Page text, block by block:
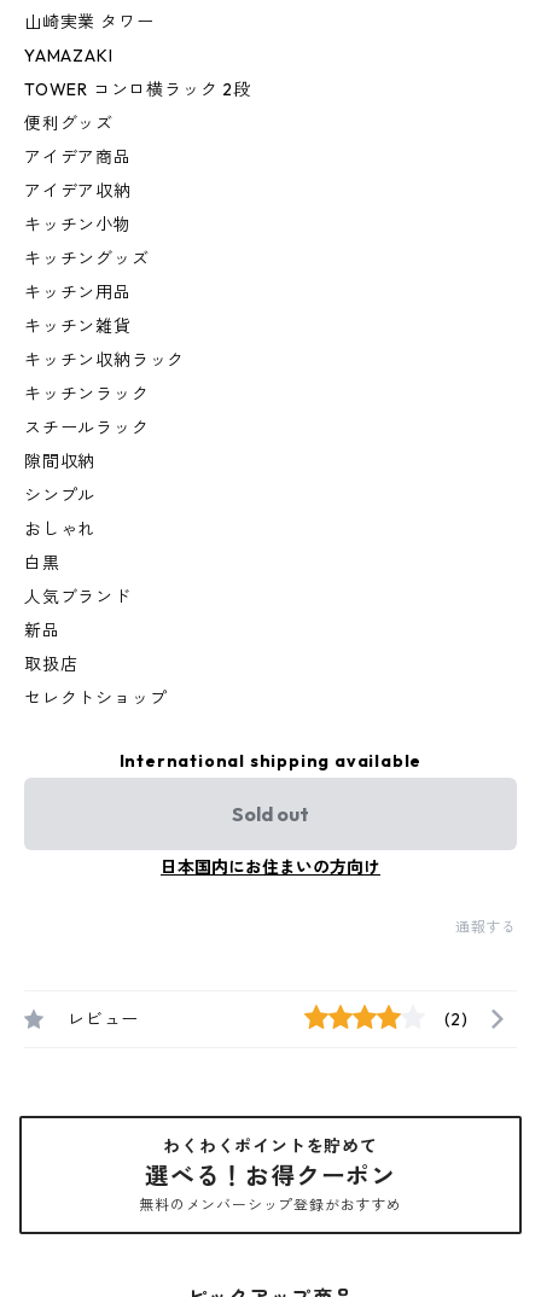
山崎実業 タワー
YAMAZAKI
TOWER コンロ横ラック 2段
便利グッズ
アイデア商品
アイデア収納
キッチン小物
キッチングッズ
キッチン用品
キッチン雑貨
キッチン収納ラック
キッチンラック
スチールラック
隙間収納
シンプル
おしゃれ
白黒
人気ブランド
新品
取扱店
セレクトショップ
International shipping available
Sold out
日本国内にお住まいの方向け
通報する
レビュー (2)
わくわくポイントを貯めて
選べる！お得クーポン
無料のメンバーシップ登録がおすすめ